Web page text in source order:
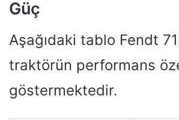
Güç
Aşağıdaki tablo Fendt
traktörün performans
göstermektedir.